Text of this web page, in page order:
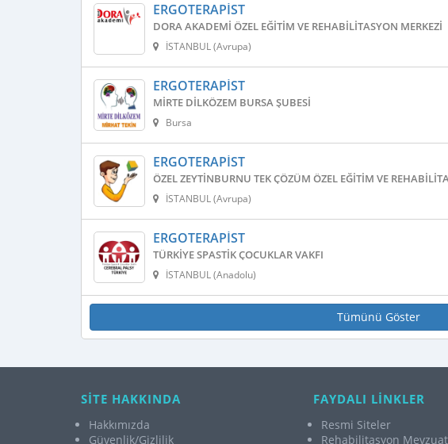
ERGOTERAPIST
DORA AKADEMI ÖZEL EĞITIM VE REHABILITASYON MERKEZI
İSTANBUL (Avrupa)
ERGOTERAPIST
MIRTE DILKÖZEM BURSA ŞUBESI
Bursa
ERGOTERAPIST
ÖZEL ZEYTINBURNU TEK ÇÖZÜM ÖZEL EĞITIM VE
İSTANBUL (Avrupa)
ERGOTERAPIST
TÜRKIYE SPASTIK ÇOCUKLAR VAKFI
İSTANBUL (Anadolu)
Tümünü Göster
SİTE HAKKINDA
Hakkımızda
Güvenlik/Gizlilik
FAYDALI LİNKLER
Resmi Siteler
Rehabilitasyon